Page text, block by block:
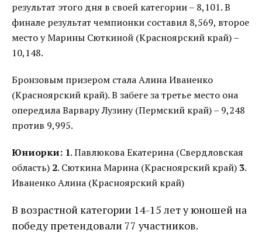
результат этого дня в своей категории – 8,101. В
финале результат чемпионки составил 8,569, второе
место у Марины Сюткиной (Красноярский край) –
10,148.
Бронзовым призером стала Алина Иваненко
(Красноярский край). В забеге за третье место она
опередила Варвару Лузину (Пермский край) – 9,248
против 9,995.
Юниорки: 1. Павлюкова Екатерина (Свердловская
область) 2. Сюткина Марина (Красноярский край) 3.
Иваненко Алина (Красноярский край)
В возрастной категории 14-15 лет у юношей на
победу претендовали 77 участников.